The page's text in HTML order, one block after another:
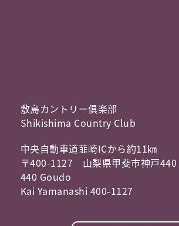
敷島カントリー俱楽部
Shikishima Country Club
中央自動車道韮崎ICから約11㎞
〒400-1127 山梨県甲斐市神戸440
440 Goudo
Kai Yamanashi 400-1127